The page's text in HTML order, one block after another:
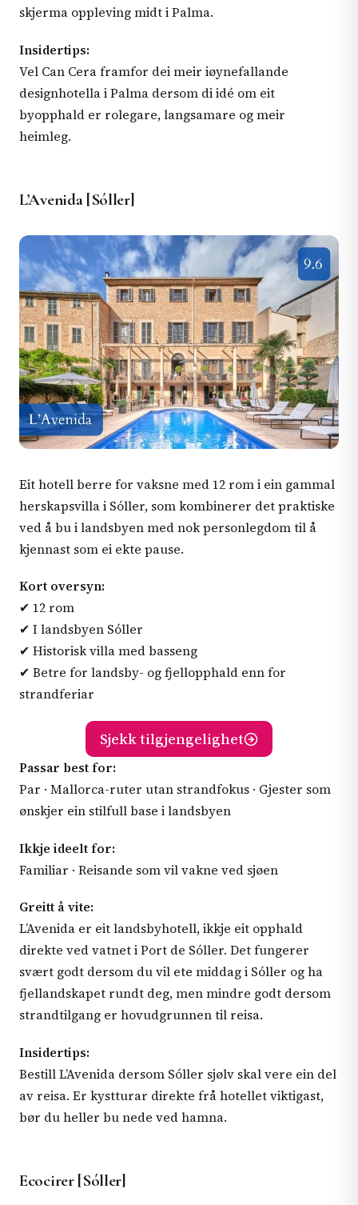
skjerma oppleving midt i Palma.
Insidertips:
Vel Can Cera framfor dei meir iøynefallande
designhotella i Palma dersom di idé om eit
byopphald er rolegare, langsamare og meir
heimleg.
L’Avenida [Sóller]
Eit hotell berre for vaksne med 12 rom i ein gammal
herskapsvilla i Sóller, som kombinerer det praktiske
ved å bu i landsbyen med nok personlegdom til å
kjennast som ei ekte pause.
Kort oversyn:
✔ 12 rom
✔ I landsbyen Sóller
✔ Historisk villa med basseng
✔ Betre for landsby- og fjellopphald enn for
strandferiar
Sjekk tilgjengelighet
Passar best for:
Par · Mallorca-ruter utan strandfokus · Gjester som
ønskjer ein stilfull base i landsbyen
Ikkje ideelt for:
Familiar · Reisande som vil vakne ved sjøen
Greitt å vite:
L’Avenida er eit landsbyhotell, ikkje eit opphald
direkte ved vatnet i Port de Sóller. Det fungerer
svært godt dersom du vil ete middag i Sóller og ha
fjellandskapet rundt deg, men mindre godt dersom
strandtilgang er hovudgrunnen til reisa.
Insidertips:
Bestill L’Avenida dersom Sóller sjølv skal vere ein del
av reisa. Er kystturar direkte frå hotellet viktigast,
bør du heller bu nede ved hamna.
Ecocirer [Sóller]